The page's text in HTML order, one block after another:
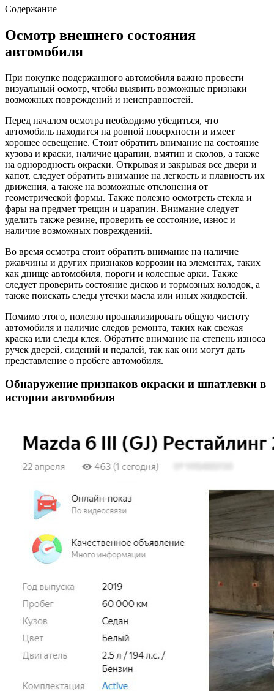
Содержание
Осмотр внешнего состояния
автомобиля
При покупке подержанного автомобиля важно провести
визуальный осмотр, чтобы выявить возможные признаки
возможных повреждений и неисправностей.
Перед началом осмотра необходимо убедиться, что
автомобиль находится на ровной поверхности и имеет
хорошее освещение. Стоит обратить внимание на состояние
кузова и краски, наличие царапин, вмятин и сколов, а также
на однородность окраски. Открывая и закрывая все двери и
капот, следует обратить внимание на легкость и плавность их
движения, а также на возможные отклонения от
геометрической формы. Также полезно осмотреть стекла и
фары на предмет трещин и царапин. Внимание следует
уделить также резине, проверить ее состояние, износ и
наличие возможных повреждений.
Во время осмотра стоит обратить внимание на наличие
ржавчины и других признаков коррозии на элементах, таких
как днище автомобиля, пороги и колесные арки. Также
следует проверить состояние дисков и тормозных колодок, а
также поискать следы утечки масла или иных жидкостей.
Помимо этого, полезно проанализировать общую чистоту
автомобиля и наличие следов ремонта, таких как свежая
краска или следы клея. Обратите внимание на степень износа
ручек дверей, сидений и педалей, так как они могут дать
представление о пробеге автомобиля.
Обнаружение признаков окраски и шпатлевки в
истории автомобиля